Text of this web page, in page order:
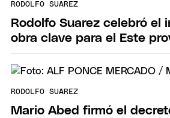
RODOLFO SUAREZ
Rodolfo Suarez celebró el
obra clave para el Este
RODOLFO SUAREZ
Mario Abed firmó el